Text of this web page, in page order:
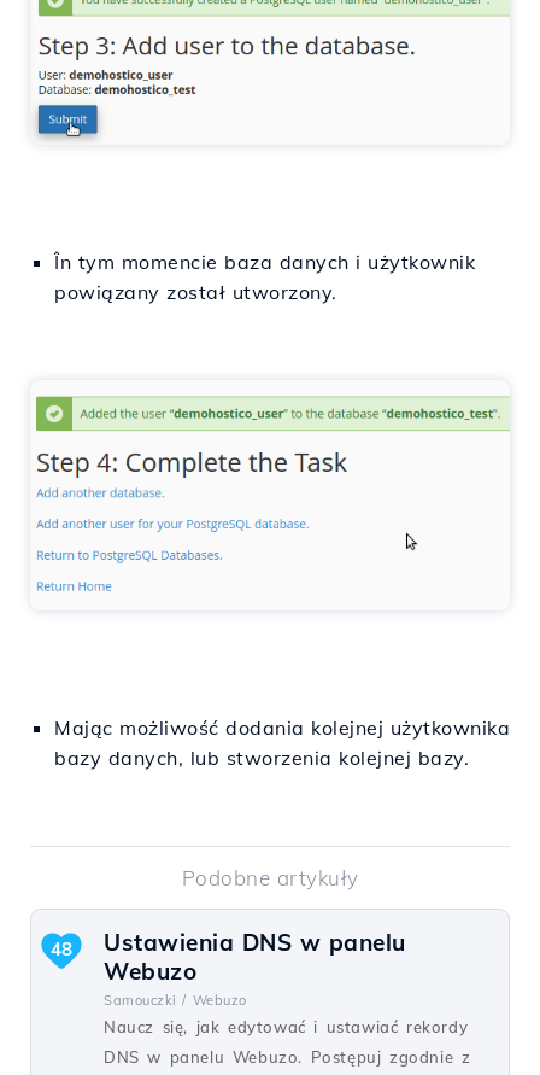
În tym momencie baza danych i użytkownik
powiązany został utworzony.
Mając możliwość dodania kolejnej użytkownika
bazy danych, lub stworzenia kolejnej bazy.
Podobne artykuły
Ustawienia DNS w panelu
Webuzo
Samouczki / Webuzo
Naucz się, jak edytować i ustawiać rekordy
DNS w panelu Webuzo. Postępuj zgodnie z
48